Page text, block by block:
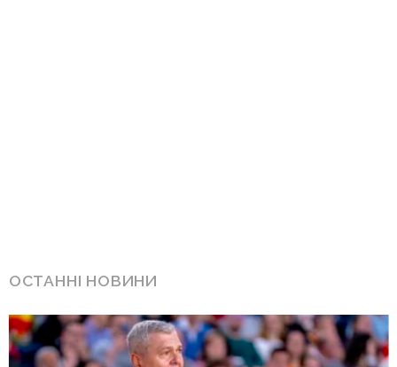
ОСТАННІ НОВИНИ